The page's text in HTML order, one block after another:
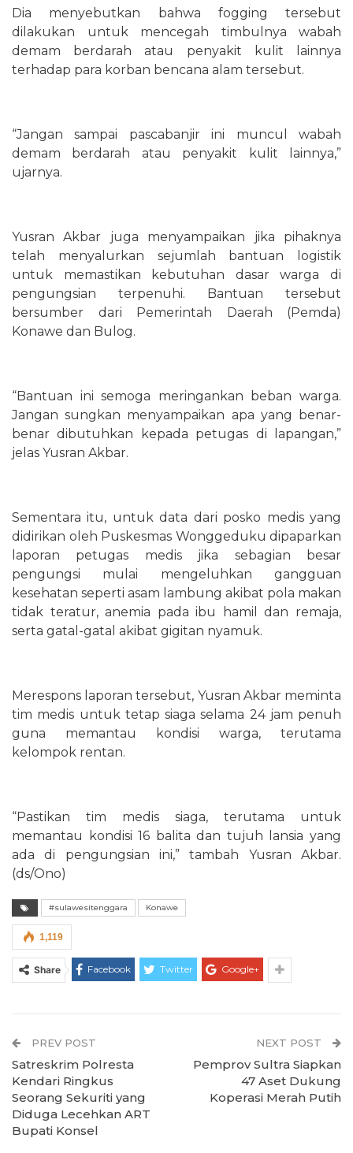
Dia menyebutkan bahwa fogging tersebut
dilakukan untuk mencegah timbulnya wabah
demam berdarah atau penyakit kulit lainnya
terhadap para korban bencana alam tersebut.
“Jangan sampai pascabanjir ini muncul wabah
demam berdarah atau penyakit kulit lainnya,”
ujarnya.
Yusran Akbar juga menyampaikan jika pihaknya
telah menyalurkan sejumlah bantuan logistik
untuk memastikan kebutuhan dasar warga di
pengungsian terpenuhi. Bantuan tersebut
bersumber dari Pemerintah Daerah (Pemda)
Konawe dan Bulog.
“Bantuan ini semoga meringankan beban warga.
Jangan sungkan menyampaikan apa yang benar-
benar dibutuhkan kepada petugas di lapangan,”
jelas Yusran Akbar.
Sementara itu, untuk data dari posko medis yang
didirikan oleh Puskesmas Wonggeduku dipaparkan
laporan petugas medis jika sebagian besar
pengungsi mulai mengeluhkan gangguan
kesehatan seperti asam lambung akibat pola makan
tidak teratur, anemia pada ibu hamil dan remaja,
serta gatal-gatal akibat gigitan nyamuk.
Merespons laporan tersebut, Yusran Akbar meminta
tim medis untuk tetap siaga selama 24 jam penuh
guna memantau kondisi warga, terutama
kelompok rentan.
“Pastikan tim medis siaga, terutama untuk
memantau kondisi 16 balita dan tujuh lansia yang
ada di pengungsian ini,” tambah Yusran Akbar.
(ds/Ono)
#sulawesitenggara Konawe
1,119
Share Facebook Twitter Google+
PREV POST
Satreskrim Polresta
Kendari Ringkus
Seorang Sekuriti yang
Diduga Lecehkan ART
Bupati Konsel
NEXT POST
Pemprov Sultra Siapkan
47 Aset Dukung
Koperasi Merah Putih